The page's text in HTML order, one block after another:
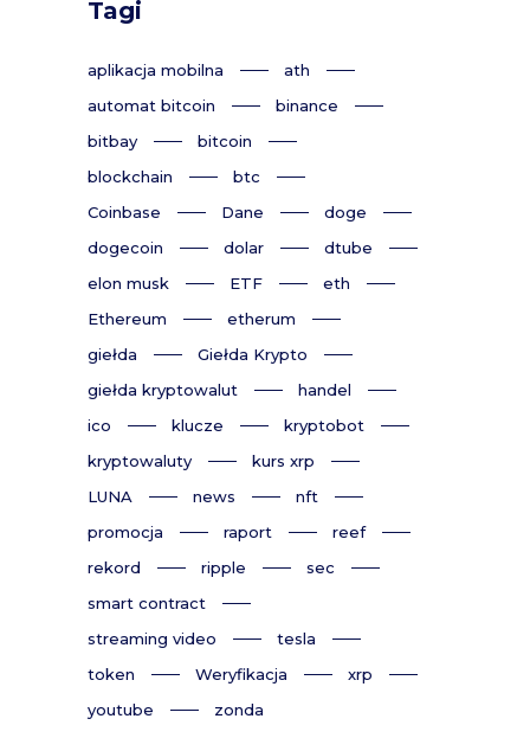
Tagi
aplikacja mobilna
ath
automat bitcoin
binance
bitbay
bitcoin
blockchain
btc
Coinbase
Dane
doge
dogecoin
dolar
dtube
elon musk
ETF
eth
Ethereum
etherum
giełda
Giełda Krypto
giełda kryptowalut
handel
ico
klucze
kryptobot
kryptowaluty
kurs xrp
LUNA
news
nft
promocja
raport
reef
rekord
ripple
sec
smart contract
streaming video
tesla
token
Weryfikacja
xrp
youtube
zonda